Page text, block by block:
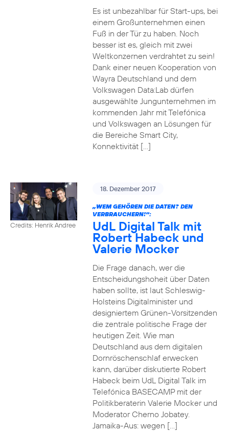
Es ist unbezahlbar für Start-ups, bei
einem Großunternehmen einen
Fuß in der Tür zu haben. Noch
besser ist es, gleich mit zwei
Weltkonzernen verdrahtet zu sein!
Dank einer neuen Kooperation von
Wayra Deutschland und dem
Volkswagen Data:Lab dürfen
ausgewählte Jungunternehmen im
kommenden Jahr mit Telefónica
und Volkswagen an Lösungen für
die Bereiche Smart City,
Konnektivität […]
Credits: Henrik Andree
18. Dezember 2017
„WEM GEHÖREN DIE DATEN? DEN
VERBRAUCHERN!“:
UdL Digital Talk mit
Robert Habeck und
Valerie Mocker
Die Frage danach, wer die
Entscheidungshoheit über Daten
haben sollte, ist laut Schleswig-
Holsteins Digitalminister und
designiertem Grünen-Vorsitzenden
die zentrale politische Frage der
heutigen Zeit. Wie man
Deutschland aus dem digitalen
Dornröschenschlaf erwecken
kann, darüber diskutierte Robert
Habeck beim UdL Digital Talk im
Telefónica BASECAMP mit der
Politikberaterin Valerie Mocker und
Moderator Cherno Jobatey.
Jamaika-Aus: wegen […]